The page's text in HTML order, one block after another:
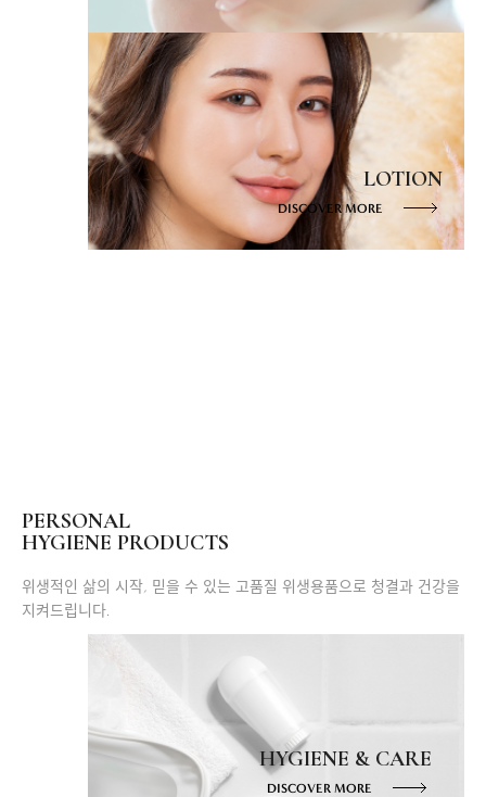
LOTION
DISCOVER MORE
PERSONAL
HYGIENE PRODUCTS
위생적인 삶의 시작, 믿을 수 있는 고품질 위생용품으로 청결과 건강을
지켜드립니다.
HYGIENE & CARE
DISCOVER MORE